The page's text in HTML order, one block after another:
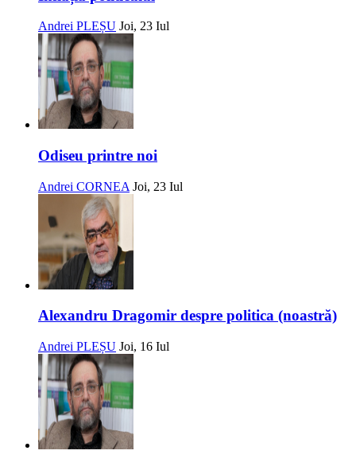
Andrei PLEȘU Joi, 23 Iul
Odiseu printre noi
Andrei CORNEA Joi, 23 Iul
Alexandru Dragomir despre politica (noastră)
Andrei PLEȘU Joi, 16 Iul